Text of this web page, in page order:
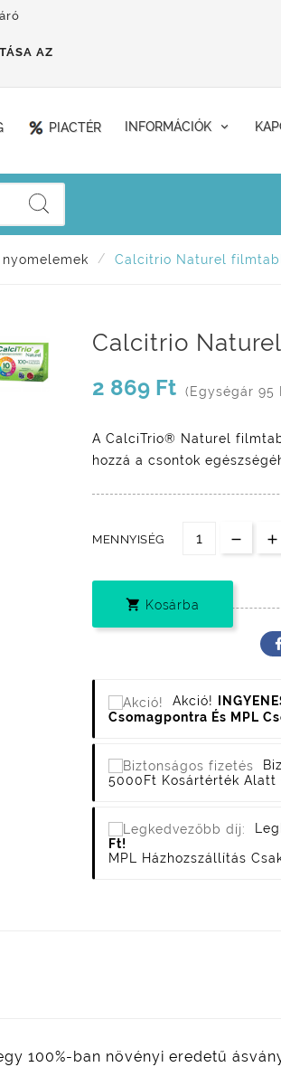
AZ
PIACTÉR INFORMÁCIÓK
Calcitrio Naturel
Calcitrio
2 869 Ft (Egységár 95
A CalciTrio® Naturel
hozzá a csontok
MENNYISÉG
 Kosárba
Akció!
Csomagpontra És MPL
5000Ft Kosártérték Alatt
Ft!
MPL Házhozszállítás
100%-ban növényi eredetű